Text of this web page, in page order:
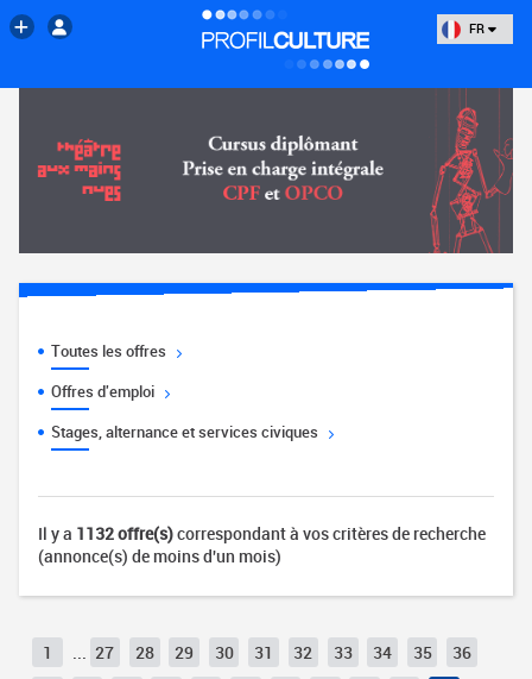
FR
Toutes les offres
Offres d'emploi
Stages, alternance et services civiques
Il y a 1132 offre(s)correspondant à vos critères de recherche
(annonce(s) de moins d'un mois)
1 27 28 29 30 31 32 33 34 35
36